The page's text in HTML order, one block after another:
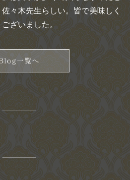
々木先生らしい。皆で美味しく
ざいました。